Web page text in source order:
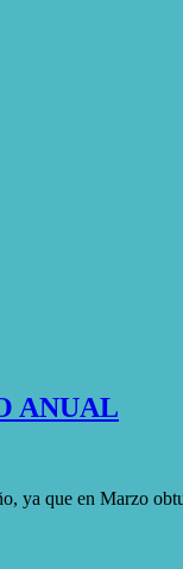
ANUAL
ya que en Marzo